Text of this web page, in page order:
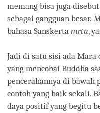
memang bisa juga
sebagai gangguan besar.
bahasa Sanskerta mrta,
Jadi di satu sisi ada Mara
yang mencobai Buddha
pencerahannya di bawah
contoh yang baik sekali.
daya positif yang begitu